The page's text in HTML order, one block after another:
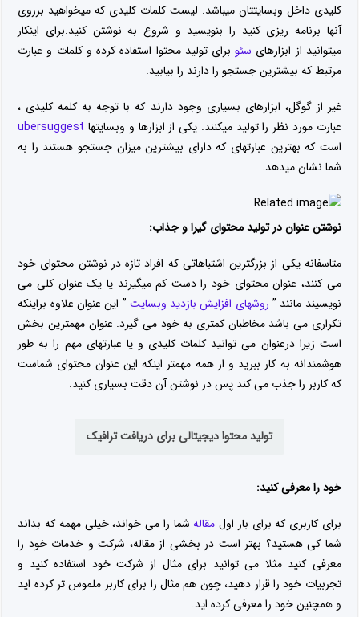
کلیدی داخل وبسایتتان میباشد. لیست کلمات کلیدی که میخواهید برروی
آنها برنامه ریزی کنید را بنویسید و شروع به نوشتن کنید.برای اینکار
میتوانید از ابزارهای سئوبرای تولید محتوا استفاده کرده و کلمات و عبارت
مرتبط که بیشترین جستجو را دارند را بیابید.
غیر از گوگل، ابزارهای بسیاری وجود دارند که با توجه به کلمه کلیدی ،
عبارت مورد نظر را تولید میکنند. یکی از ابزارها و وبسایتها ubersuggest
است که بهترین عبارتهای که دارای بیشترین میزان جستجو هستند را به
شما نشان میدهد.
نوشتن عنوان در تولید محتوای گیرا و جذاب:
متاسفانه یکی از بزرگترین اشتباهاتی که افراد تازه در نوشتن محتوای خود
می کنند، عنوان محتوای خود را دست کم میگیرند یا یک عنوان کلی می
نویسیند مانند ” روشهای افزایش بازدید وبسایت ” این عنوان علاوه براینکه
تکراری می باشد مخاطبان کمتری به خود می گیرد. عنوان مهمترین بخش
است زیرا درعنوان می توانید کلمات کلیدی و یا عبارتهای مهم را به طور
هوشمندانه به کار ببرید و از همه مهمتر اینکه این عنوان محتوای شماست
که کاربر را جذب می کند پس در نوشتن آن دقت بسیاری کنید.
تولید محتوا دیجیتالی برای دریافت ترافیک
خود را معرفی کنید:
برای کاربری که برای بار اولمقالهشما را می خواند، خیلی مهمه که بداند
شما کی هستید؟ بهتر است در بخشی از مقاله، شرکت و خدمات خود را
معرفی کنید مثلا می توانید برای مثال از شرکت خود استفاده کنید و
تجربیات خود را قرار دهید، چون هم مثال را برای کاربر ملموس تر کرده اید
و همچنین خود را معرفی کرده اید.